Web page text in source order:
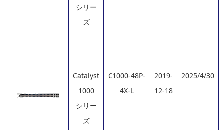
シリー
ズ
Catalyst
1000
シリー
ズ
C1000-48P-
4X-L
2019-
12-18
2025/4/30